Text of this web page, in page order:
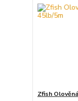
Zfish